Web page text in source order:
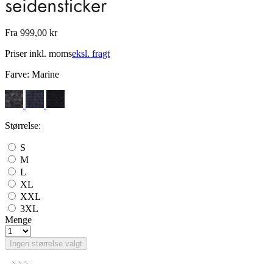
Fra 999,00 kr
Priser inkl. momseksl. fragt
Farve: Marine
Størrelse:
S
M
L
XL
XXL
3XL
Menge
Ingen størrelse valgt